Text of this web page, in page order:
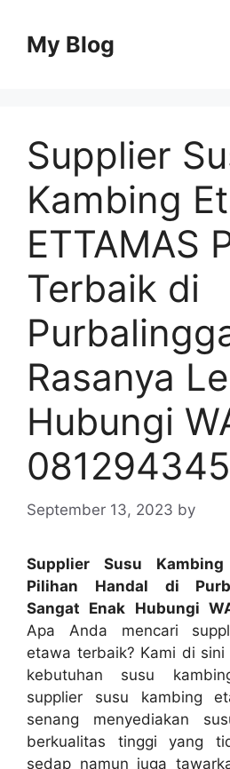
contentMy Blog
Supplier
Kambing
ETTAMAS
Terbaik di
Rasanya
Hubungi
September 13, 2023 by
Supplier Susu Kambing
Pilihan Handal di
Sangat Enak Hubungi
Apa Anda mencari
etawa terbaik? Kami di
kebutuhan susu
supplier susu kambing
senang menyediakan
berkualitas tinggi yang
sedap namun juga